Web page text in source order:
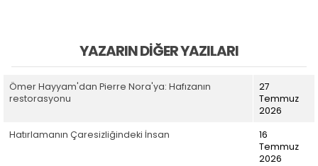
YAZARIN DIĞER YAZILARI
Ömer Hayyam'dan Pierre Nora'ya: Hafızanın
restorasyonu
27
Temmuz
2026
Hatırlamanın Çaresizliğindeki İnsan
16
Temmuz
2026